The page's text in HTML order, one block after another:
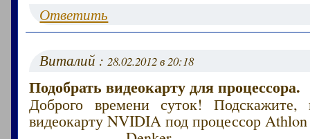
Ответить
Виталий :28.02.2012 в 20:18
Подобрать видеокарту для процессора.
Доброго времени суток! Подскажите,
видеокарту NVIDIA под процессор